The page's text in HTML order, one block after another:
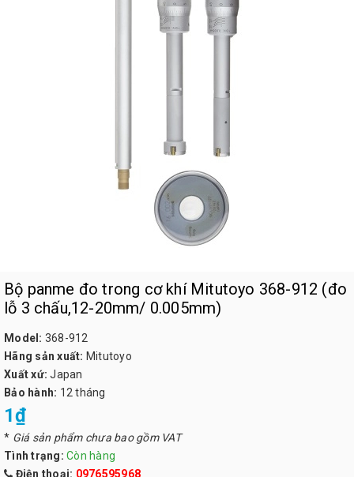
Bộ panme đo trong cơ khí Mitutoyo 368-912 (đo
lỗ 3 chấu,12-20mm/ 0.005mm)
Model: 368-912
Hãng sản xuất: Mitutoyo
Xuất xứ: Japan
Bảo hành: 12 tháng
1₫
* Giá sản phẩm chưa bao gồm VAT
Tình trạng: Còn hàng
Điện thoại: 0976595968